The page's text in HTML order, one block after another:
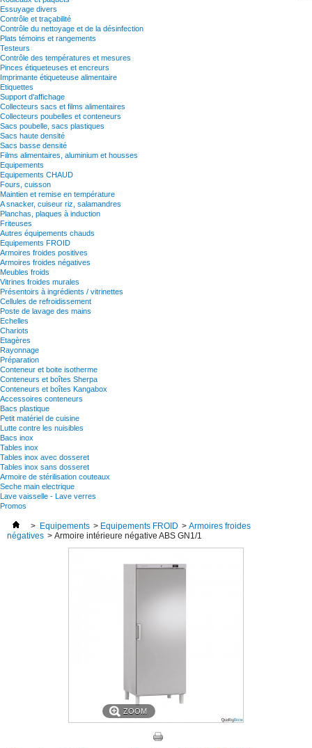
Essuyage divers
Contrôle et traçabilité
Contrôle du nettoyage et de la désinfection
Plats témoins et rangements
Testeurs
Contrôle des températures et mesures
Pinces étiqueteuses et encreurs
Imprimante étiqueteuse alimentaire
Etiquettes
Support d'affichage
Collecteurs sacs et films alimentaires
Collecteurs poubelles et conteneurs
Sacs poubelle, sacs plastiques
Sacs haute densité
Sacs basse densité
Films alimentaires, aluminium et housses
Equipements
Equipements CHAUD
Fours, cuisson
Maintien et remise en température
A snacker, cuiseur riz, salamandres
Planchas, plaques à induction
Friteuses
Autres équipements chauds
Equipements FROID
Armoires froides positives
Armoires froides négatives
Meubles froids
Vitrines froides murales
Présentoirs à ingrédients / vitrinettes
Cellules de refroidissement
Poste de lavage des mains
Echelles
Chariots
Etagères
Rayonnage
Préparation
Conteneur et boite isotherme
Conteneurs et boîtes Sherpa
Conteneurs et boîtes Kangabox
Accessoires conteneurs
Bacs plastique
Petit matériel de cuisine
Lutte contre les nuisibles
Bacs inox
Tables inox
Tables inox avec dosseret
Tables inox sans dosseret
Armoire de stérilisation couteaux
Seche main electrique
Lave vaisselle - Lave verres
Promos
> Equipements > Equipements FROID > Armoires froides
négatives > Armoire intérieure négative ABS GN1/1
ZOOM